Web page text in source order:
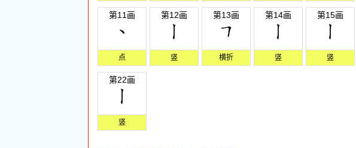
第11画
点
第12画
竖
第13画
横折
第14画
竖
第15画
竖
第22画
竖